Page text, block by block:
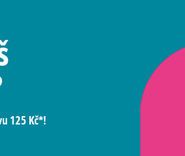
125 Kč*!